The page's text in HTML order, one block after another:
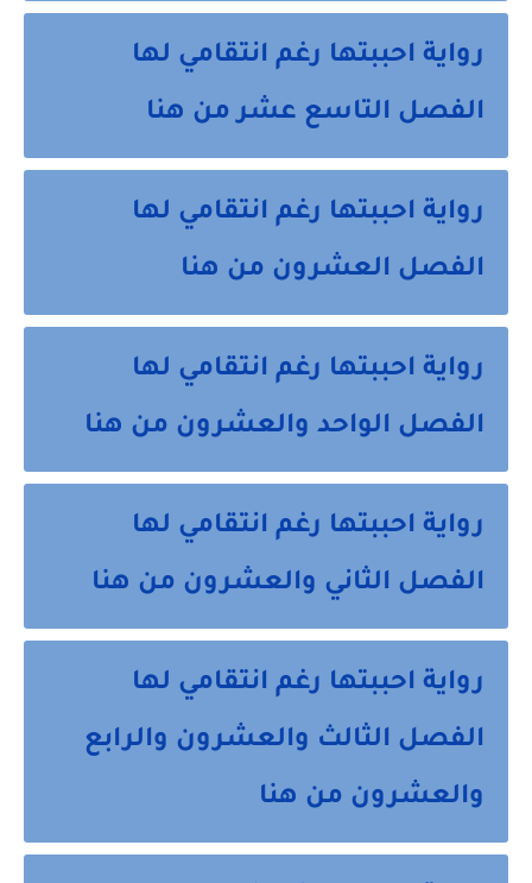
رواية احببتها رغم انتقامي لها
الفصل التاسع عشر من هنا
رواية احببتها رغم انتقامي لها
الفصل العشرون من هنا
رواية احببتها رغم انتقامي لها
الفصل الواحد والعشرون من هنا
رواية احببتها رغم انتقامي لها
الفصل الثاني والعشرون من هنا
رواية احببتها رغم انتقامي لها
الفصل الثالث والعشرون والرابع
والعشرون من هنا